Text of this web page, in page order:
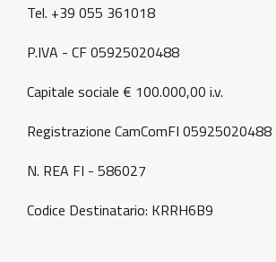
Tel. +39 055 361018
P.IVA - CF 05925020488
Capitale sociale € 100.000,00 i.v.
Registrazione CamComFI 05925020488
N. REA FI - 586027
Codice Destinatario: KRRH6B9